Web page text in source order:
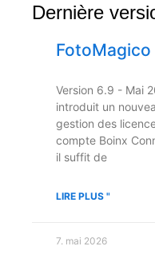
Dernière
FotoMagico
Version 6.9 - Mai
introduit un
gestion des
compte Boinx
il suffit de
LIRE PLUS "
7. mai 2026